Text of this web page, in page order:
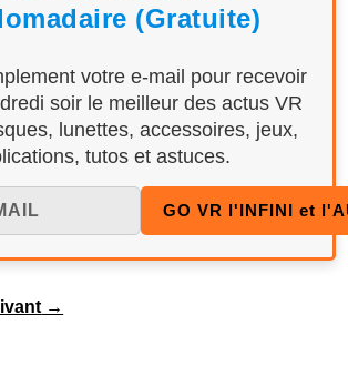
(Gratuite)
votre e-mail pour recevoir
soir le meilleur des actus VR
lunettes, accessoires, jeux,
tutos et astuces.
→